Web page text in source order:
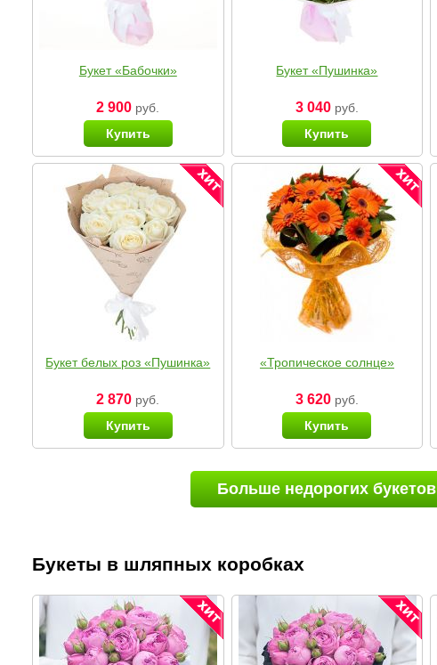
Букет «Бабочки»
2 900 руб.
Купить
Букет «Пушинка»
3 040руб.
Купить
Букет белых роз «Пушинка»
2 870 руб.
Купить
«Тропическое солнце»
3 620руб.
Купить
Больше недорогих букетов
Букеты в шляпных коробках